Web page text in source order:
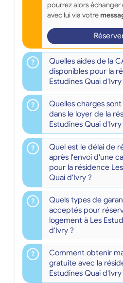
pourrez alors
avec lui via votre
Quelles aides de la
disponibles pour la
Estudines Quai d'Ivry
Quelles charges
dans le loyer de la
Estudines Quai d'Ivry
Quel est le délai de
après l'envoi d'une
pour la résidence
Quai d'Ivry ?
Quels types de
acceptés pour
logement à Les
d'Ivry ?
Comment obtenir
gratuite avec la
Estudines Quai d'Ivry